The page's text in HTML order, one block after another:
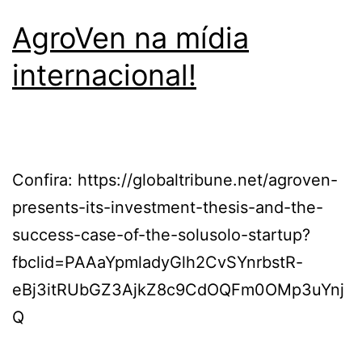
AgroVen na mídia
internacional!
Confira: https://globaltribune.net/agroven-
presents-its-investment-thesis-and-the-
success-case-of-the-solusolo-startup?
fbclid=PAAaYpmladyGlh2CvSYnrbstR-
eBj3itRUbGZ3AjkZ8c9CdOQFm0OMp3uYnj
Q